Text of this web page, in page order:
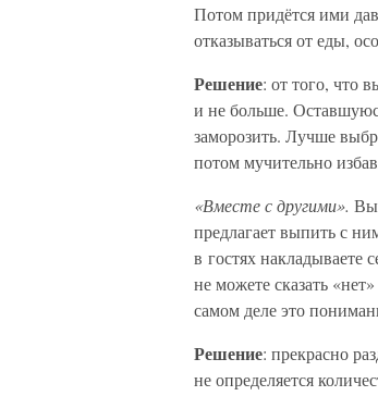
Потом придётся ими
отказываться от еды,
Решение: от того, что
и не больше.
заморозить. Лучше
потом мучительно
«Вместе с другими». Вы
предлагает выпить с
в гостях накладываете
не можете сказать
самом деле это
Решение: прекрасно
не определяется